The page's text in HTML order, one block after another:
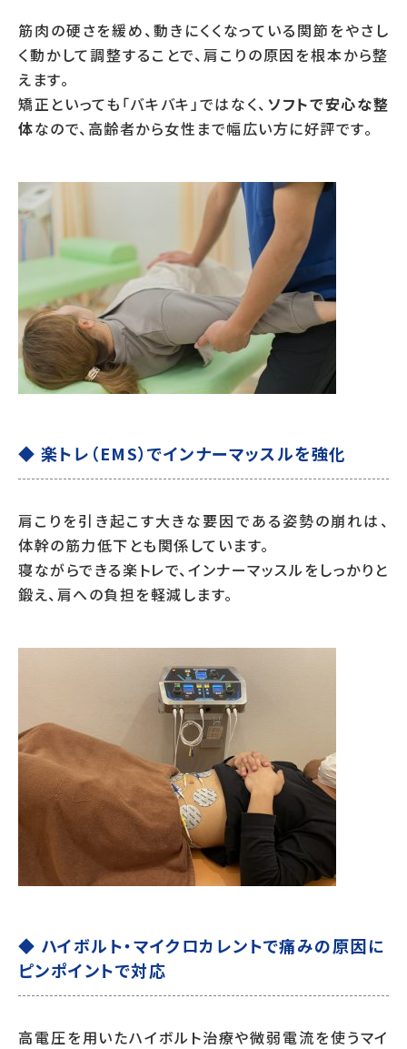
筋肉の硬さを緩め、動きにくくなっている関節をやさし
く動かして調整することで、肩こりの原因を根本から整
えます。
矯正といっても「バキバキ」ではなく、 ソフトで安心な整
体なので、高齢者から女性まで幅広い方に好評です。
◆ 楽トレ（EMS）でインナーマッスルを強化
肩こりを引き起こす大きな要因である姿勢の崩れは、
体幹の筋力低下とも関係しています。
寝ながらできる楽トレで、インナーマッスルをしっかりと
鍛え、肩への負担を軽減します。
◆ ハイボルト・マイクロカレントで痛みの原因に
ピンポイントで対応
高電圧を用いたハイボルト治療や微弱電流を使うマイ